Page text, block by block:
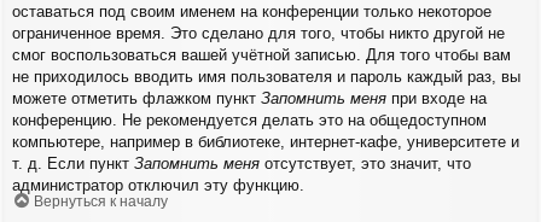
оставаться под своим именем на конференции только некоторое
ограниченное время. Это сделано для того, чтобы никто другой не
смог воспользоваться вашей учётной записью. Для того чтобы вам
не приходилось вводить имя пользователя и пароль каждый раз, вы
можете отметить флажком пункт Запомнить меня при входе на
конференцию. Не рекомендуется делать это на общедоступном
компьютере, например в библиотеке, интернет-кафе, университете и
т. д. Если пункт Запомнить меня отсутствует, это значит, что
администратор отключил эту функцию.
Вернуться к началу